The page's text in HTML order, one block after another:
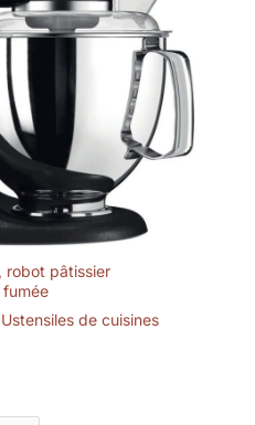
robot pâtissier
Ustensiles de cuisines